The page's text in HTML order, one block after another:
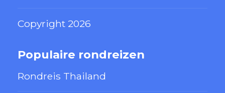
Copyright 2026
Populaire rondreizen
Rondreis Thailand